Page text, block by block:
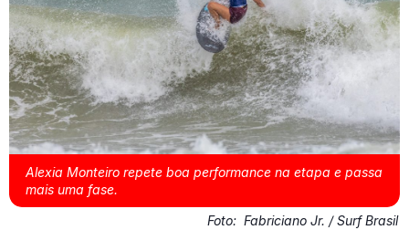
Alexia Monteiro repete boa performance na etapa e passa
mais uma fase.
Foto: Fabriciano Jr. / Surf Brasil